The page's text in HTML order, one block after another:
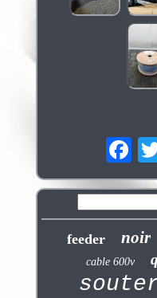
feeder noir
cable 600v